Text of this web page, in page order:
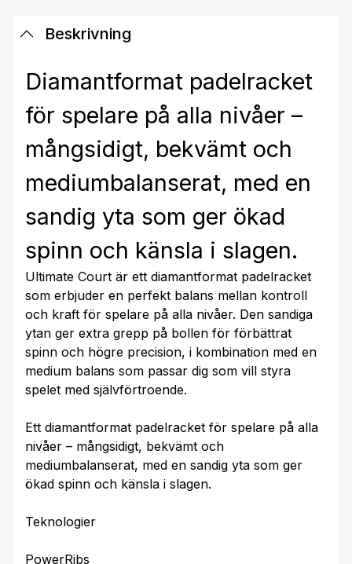
Beskrivning
Diamantformat padelracket
för spelare på alla nivåer –
mångsidigt, bekvämt och
mediumbalanserat, med en
sandig yta som ger ökad
spinn och känsla i slagen.
Ultimate Court är ett diamantformat padelracket
som erbjuder en perfekt balans mellan kontroll
och kraft för spelare på alla nivåer. Den sandiga
ytan ger extra grepp på bollen för förbättrat
spinn och högre precision, i kombination med en
medium balans som passar dig som vill styra
spelet med självförtroende.
Ett diamantformat padelracket för spelare på alla
nivåer – mångsidigt, bekvämt och
mediumbalanserat, med en sandig yta som ger
ökad spinn och känsla i slagen.
Teknologier
PowerRibs